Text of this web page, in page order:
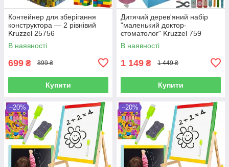
Контейнер для зберігання
конструктора — 2 рівнівий
Kruzzel 25756
В наявності
699 ₴ 899 ₴
Купити
Дитячий дерев'яний набір
"маленький доктор-
стоматолог" Kruzzel 759
В наявності
1 149 ₴ 1 449 ₴
Купити
–20% –20%